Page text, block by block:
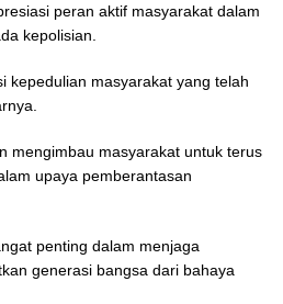
peran aktif masyarakat dalam
kepolisian.
kepedulian masyarakat yang telah
mengimbau masyarakat untuk terus
upaya pemberantasan
penting dalam menjaga
generasi bangsa dari bahaya